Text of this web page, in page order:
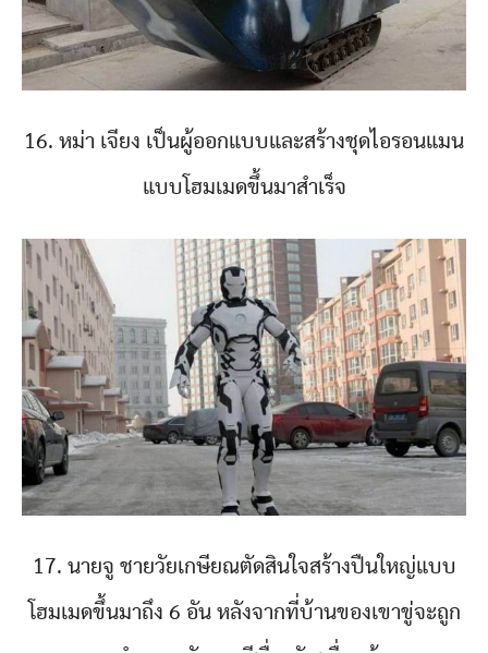
16. หม่า เจียง เป็นผู้ออกแบบและสร้างชุดไอรอนแมน
แบบโฮมเมดขึ้นมาสำเร็จ
17. นายจู ชายวัยเกษียณตัดสินใจสร้างปืนใหญ่แบบ
โฮมเมดขึ้นมาถึง 6 อัน หลังจากที่บ้านของเขาขู่จะถูก